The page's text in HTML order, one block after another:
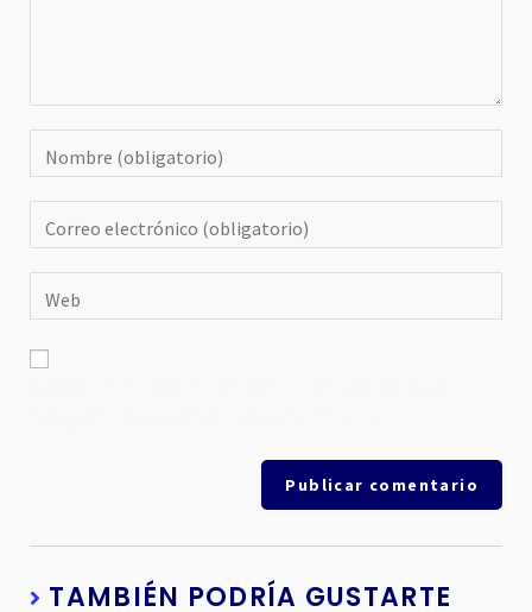
TAMBIÉN PODRÍA GUSTARTE